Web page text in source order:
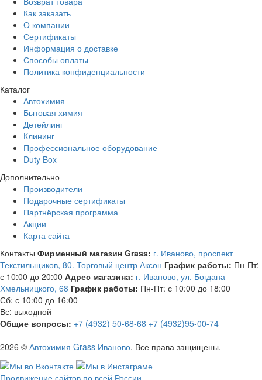
Как заказать
О компании
Сертификаты
Информация о доставке
Способы оплаты
Политика конфиденциальности
Каталог
Автохимия
Бытовая химия
Детейлинг
Клининг
Профессиональное оборудование
Duty Box
Дополнительно
Производители
Подарочные сертификаты
Партнёрская программа
Акции
Карта сайта
Контакты Фирменный магазин Grass: г. Иваново, проспект
Текстильщиков, 80. Торговый центр Аксон График работы: Пн-Пт:
с 10:00 до 20:00 Адрес магазина: г. Иваново, ул. Богдана
Хмельницкого, 68 График работы: Пн-Пт: с 10:00 до 18:00
Сб: с 10:00 до 16:00
Вс: выходной
Общие вопросы: +7 (4932) 50-68-68 +7 (4932)95-00-74
2026 © Автохимия Grass Иваново. Все права защищены.
Продвижение сайтов по всей России